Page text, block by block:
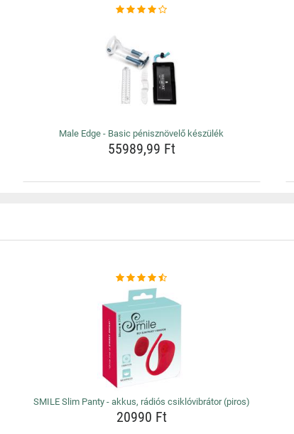
Male Edge - Basic pénisznövelő készülék
55989,99 Ft
SMILE Slim Panty - akkus, rádiós csiklóvibrátor (piros)
20990 Ft